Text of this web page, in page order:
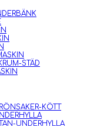
STÄD
KÖTT
UNDERHYLLA